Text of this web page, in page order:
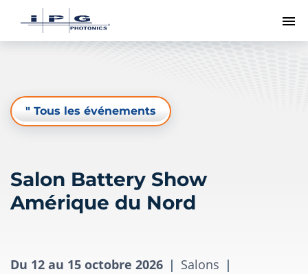
" Tous les événements
Salon Battery Show
Amérique du Nord
Du 12 au 15 octobre 2026 | Salons |